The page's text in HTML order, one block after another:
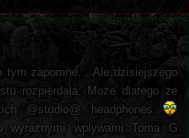
tym zapomne... Ale dzisiejszego
rozpierdala. Moze dlatego ze
@studio@ headphones
wyraznymi wplywami Toma G